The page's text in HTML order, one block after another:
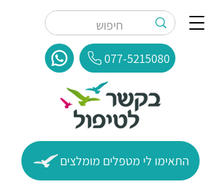
077-5215080
התאימו לי מטפלים מומלצים